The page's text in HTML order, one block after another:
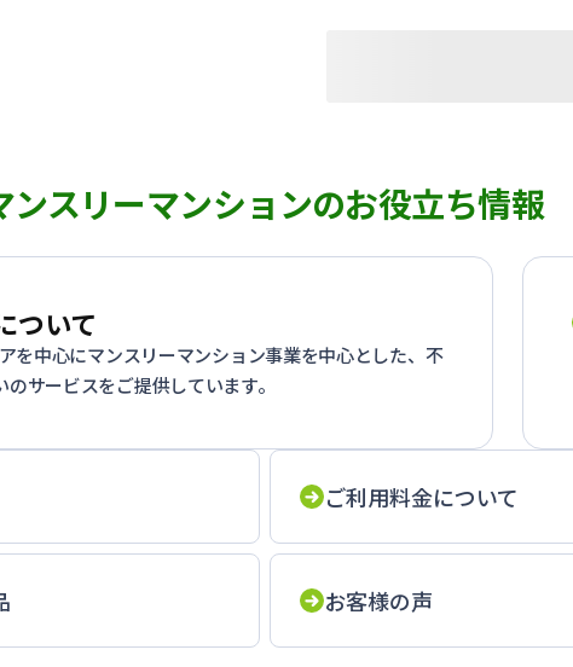
スリーマンションのお役立ち情報
ついて
を中心にマンスリーマンション事業を中心とした、不
サービスをご提供しています。
ご利用料金について
お客様の声